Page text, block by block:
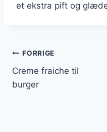
et ekstra pift og
FORRIGE
Creme fraiche til
burger